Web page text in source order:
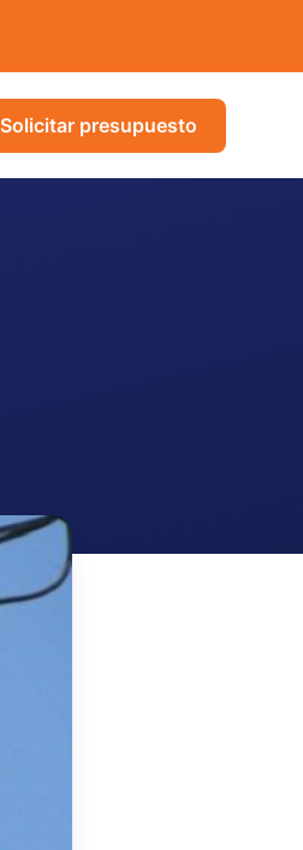
Solicitar presupuesto